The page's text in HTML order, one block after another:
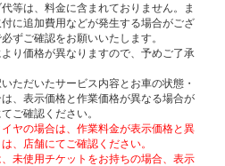
等は、料金に含まれておりません。ま
に追加費用などが発生する場合がござ
ずご確認をお願いいたします。
り価格が異なりますので、予めご了承
ただいたサービス内容とお車の状態・
、表示価格と作業価格が異なる場合が
ご確認ください。
ヤの場合は、作業料金が表示価格と異
、店舗にてご確認ください。
未使用チケットをお持ちの場合、表示